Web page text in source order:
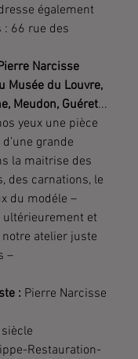
également
: 66 rue des
Narcisse
Musée du Louvre,
Meudon, Guéret...
yeux une pièce
grande
la maitrise des
des carnations, le
du modéle –
ultérieurement et
atelier juste
–
: Pierre Narcisse
Restauration-